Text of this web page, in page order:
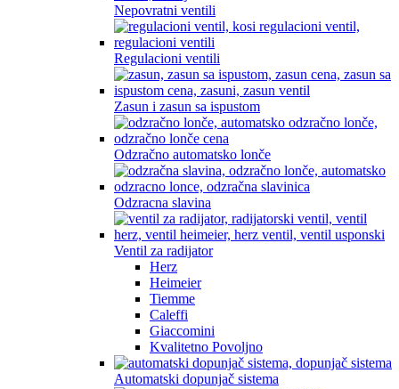
Nepovratni ventili
Regulacioni ventili
Zasun i zasun sa ispustom
Odzračno automatsko lonče
Odzracna slavina
Ventil za radijator
Herz
Heimeier
Tiemme
Caleffi
Giaccomini
Kvalitetno Povoljno
Automatski dopunjač sistema